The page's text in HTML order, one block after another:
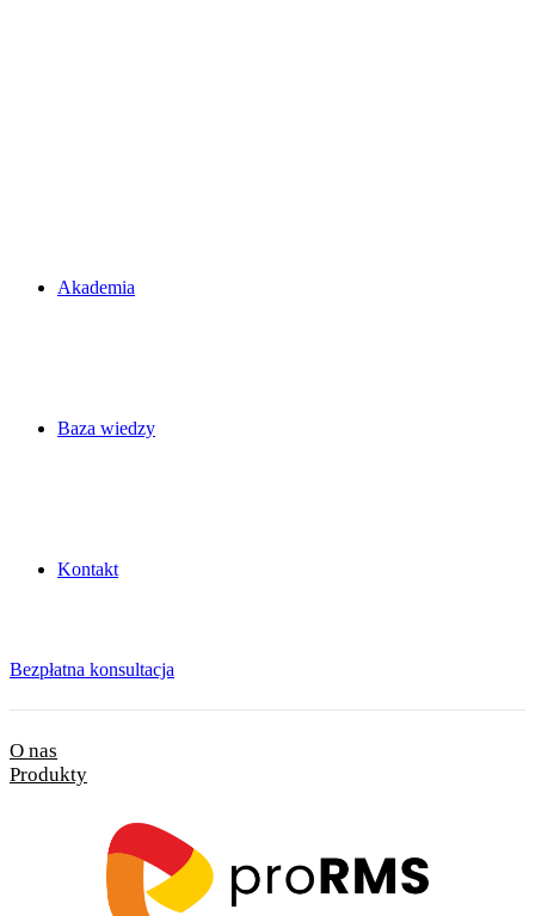
Akademia
Baza wiedzy
Kontakt
Bezpłatna konsultacja
O nas
Produkty